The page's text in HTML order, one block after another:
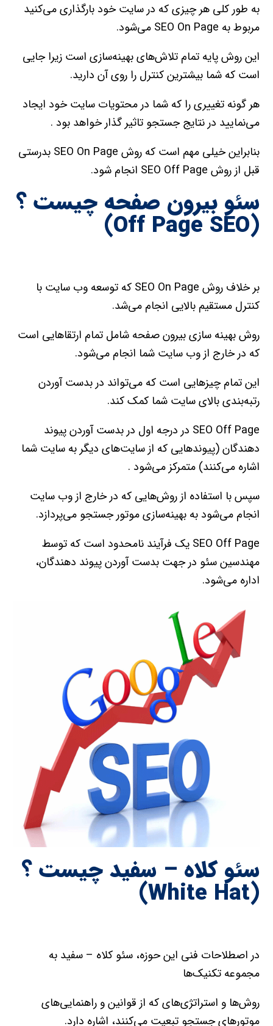
به طور کلي هر چيزي که در سايت خود بارگذاري مي‌کنيد
مربوط به SEO On Page مي‌شود.
اين روش پايه تمام تلاش‌هاي بهينه‌سازي است زيرا جايي
است که شما بيشترين کنترل را روي آن داريد.
هر گونه تغييري را که شما در محتويات سايت خود ايجاد
مي‌نماييد در نتايج جستجو تاثير گذار خواهد بود .
بنابراين خيلي مهم است که روش SEO On Page بدرستي
قبل از روش SEO Off Page انجام شود.
سئو بیرون صفحه چیست ؟
(Off Page SEO)
بر خلاف روش SEO On Page که توسعه وب سايت با
کنترل مستقيم بالايي انجام مي‌شد.
روش بهينه سازی بیرون صفحه شامل تمام ارتقاهايي است
که در خارج از وب سايت شما انجام مي‌شود.
اين تمام چيزهايي است که مي‌تواند در بدست آوردن
رتبه‌بندي بالاي سايت شما کمک کند.
SEO Off Page در درجه اول در بدست آوردن پيوند
دهندگان (پيوندهايي که از سايت‌هاي ديگر به سايت شما
اشاره مي‌کنند) متمرکز مي‌شود .
سپس با استفاده از روش‌هايي که در خارج از وب سايت
انجام مي‌شود به بهينه‌سازي موتور جستجو مي‌پردازد.
SEO Off Page يک فرآيند نامحدود است که توسط
مهندسين سئو در جهت بدست آوردن پيوند دهندگان،
اداره مي‌شود.
سئو کلاه – سفيد چیست ؟
(White Hat)
در اصطلاحات فني اين حوزه، سئو کلاه – سفيد به
مجموعه تکنيک‌ها
روش‌ها و استراتژي‌هاي که از قوانين و راهنمايي‌هاي
موتورهاي جستجو تبعيت مي‌کنند، اشاره دارد.